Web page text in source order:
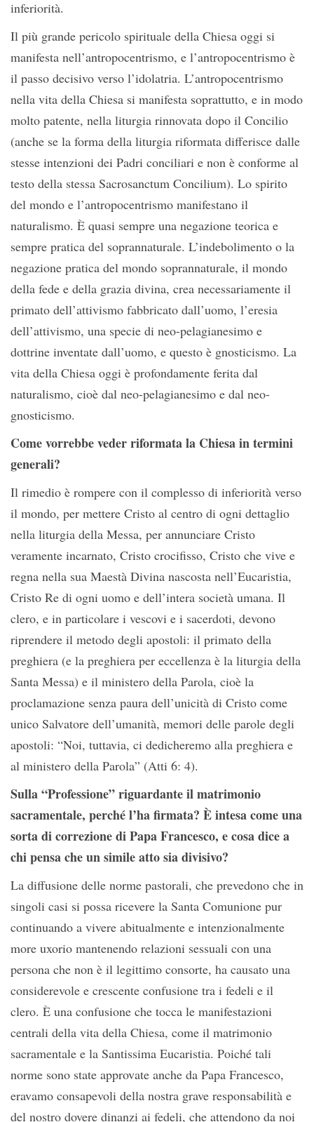
inferiorità.
Il più grande pericolo spirituale della Chiesa oggi si
manifesta nell’antropocentrismo, e l’antropocentrismo è
il passo decisivo verso l’idolatria. L’antropocentrismo
nella vita della Chiesa si manifesta soprattutto, e in modo
molto patente, nella liturgia rinnovata dopo il Concilio
(anche se la forma della liturgia riformata differisce dalle
stesse intenzioni dei Padri conciliari e non è conforme al
testo della stessa Sacrosanctum Concilium). Lo spirito
del mondo e l’antropocentrismo manifestano il
naturalismo. È quasi sempre una negazione teorica e
sempre pratica del soprannaturale. L’indebolimento o la
negazione pratica del mondo soprannaturale, il mondo
della fede e della grazia divina, crea necessariamente il
primato dell’attivismo fabbricato dall’uomo, l’eresia
dell’attivismo, una specie di neo-pelagianesimo e
dottrine inventate dall’uomo, e questo è gnosticismo. La
vita della Chiesa oggi è profondamente ferita dal
naturalismo, cioè dal neo-pelagianesimo e dal neo-
gnosticismo.
Come vorrebbe veder riformata la Chiesa in termini
generali?
Il rimedio è rompere con il complesso di inferiorità verso
il mondo, per mettere Cristo al centro di ogni dettaglio
nella liturgia della Messa, per annunciare Cristo
veramente incarnato, Cristo crocifisso, Cristo che vive e
regna nella sua Maestà Divina nascosta nell’Eucaristia,
Cristo Re di ogni uomo e dell’intera società umana. Il
clero, e in particolare i vescovi e i sacerdoti, devono
riprendere il metodo degli apostoli: il primato della
preghiera (e la preghiera per eccellenza è la liturgia della
Santa Messa) e il ministero della Parola, cioè la
proclamazione senza paura dell’unicità di Cristo come
unico Salvatore dell’umanità, memori delle parole degli
apostoli: “Noi, tuttavia, ci dedicheremo alla preghiera e
al ministero della Parola” (Atti 6: 4).
Sulla “Professione” riguardante il matrimonio
sacramentale, perché l’ha firmata? È intesa come una
sorta di correzione di Papa Francesco, e cosa dice a
chi pensa che un simile atto sia divisivo?
La diffusione delle norme pastorali, che prevedono che in
singoli casi si possa ricevere la Santa Comunione pur
continuando a vivere abitualmente e intenzionalmente
more uxorio mantenendo relazioni sessuali con una
persona che non è il legittimo consorte, ha causato una
considerevole e crescente confusione tra i fedeli e il
clero. È una confusione che tocca le manifestazioni
centrali della vita della Chiesa, come il matrimonio
sacramentale e la Santissima Eucaristia. Poiché tali
norme sono state approvate anche da Papa Francesco,
eravamo consapevoli della nostra grave responsabilità e
del nostro dovere dinanzi ai fedeli, che attendono da noi